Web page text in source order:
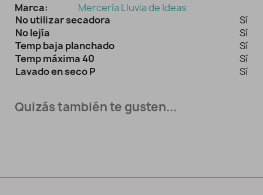
Marca:
Mercería Lluvia de Ideas
No utilizar secadora
Sí
No lejía
Sí
Temp baja planchado
Sí
Temp máxima 40
Sí
Lavado en seco P
Sí
Quizás también te gusten...